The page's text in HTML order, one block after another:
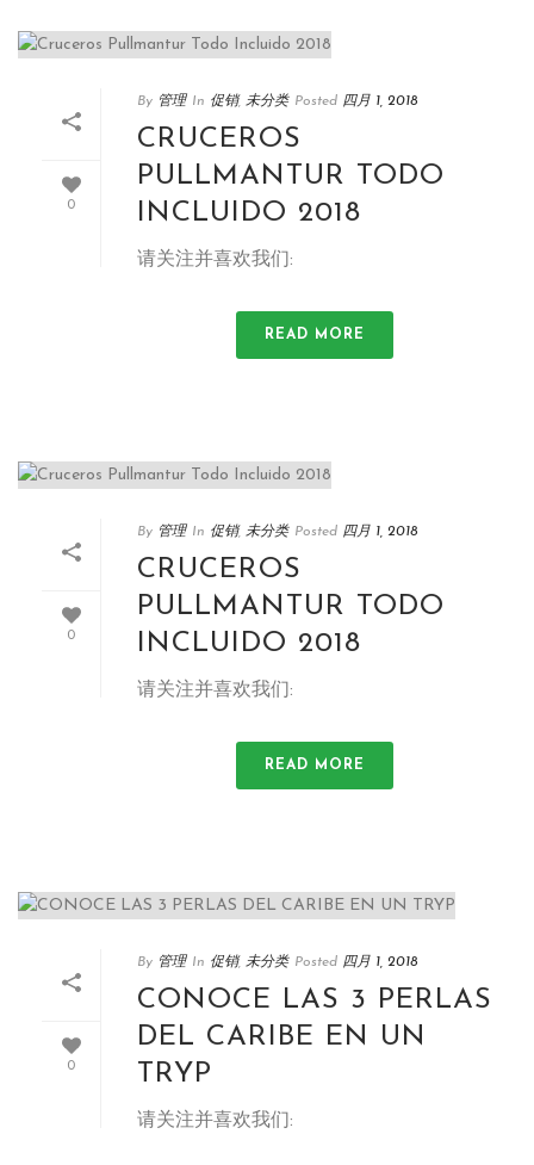
0
By 管理 In 促销, 未分类 Posted 四月 1, 2018
CRUCEROS
PULLMANTUR TODO
INCLUIDO 2018
请关注并喜欢我们:
READ MORE
0
By 管理 In 促销, 未分类 Posted 四月 1, 2018
CRUCEROS
PULLMANTUR TODO
INCLUIDO 2018
请关注并喜欢我们:
READ MORE
0
By 管理 In 促销, 未分类 Posted 四月 1, 2018
CONOCE LAS 3
PERLAS
DEL CARIBE EN UN
TRYP
请关注并喜欢我们: